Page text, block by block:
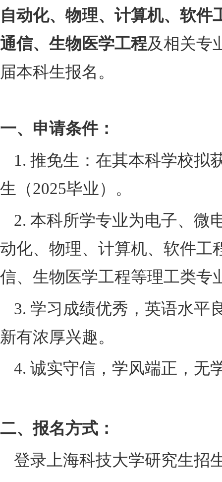
自动化、物理、计算机、软件
通信、生物医学工程及相关专
届本科生报名。
一、申请条件：
1. 推免生：在其本科学校拟
生（2025毕业）。
2. 本科所学专业为电子、微
动化、物理、计算机、软件工
信、生物医学工程等理工类专
3. 学习成绩优秀，英语水平
新有浓厚兴趣。
4. 诚实守信，学风端正，无
二、报名方式：
登录上海科技大学研究生招